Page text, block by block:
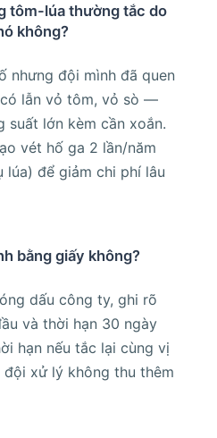
tôm-lúa thường tắc do
không?
nhưng đội mình đã quen
lẫn vỏ tôm, vỏ sò —
suất lớn kèm cần xoắn.
vét hố ga 2 lần/năm
lúa) để giảm chi phí lâu
bằng giấy không?
dấu công ty, ghi rõ
và thời hạn 30 ngày
hạn nếu tắc lại cùng vị
đội xử lý không thu thêm